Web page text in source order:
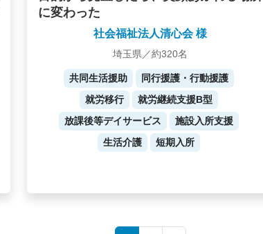
に変わった
社会福祉法人清心会 様
埼玉県／約320名
共同生活援助
同行援護・行動援護
就労移行
就労継続支援B型
放課後等デイサービス
施設入所支援
生活介護
短期入所